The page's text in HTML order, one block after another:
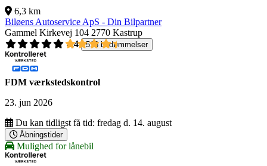
6,3 km
Biløens Autoservice ApS - Din Bilpartner
Gammel Kirkevej 104 2770 Kastrup
4,4
518 bedømmelser
FDM værkstedskontrol
23. jun 2026
Du kan tidligst få tid: fredag d. 14. august
Åbningstider
Mulighed for lånebil